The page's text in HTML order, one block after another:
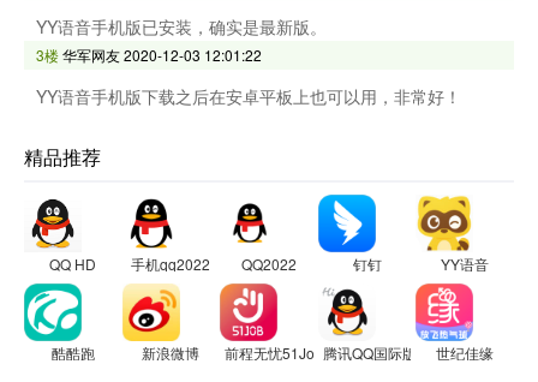
YY语音手机版已安装，确实是最新版。
3楼华军网友2020-12-03 12:01:22
YY语音手机版下载之后在安卓平板上也可以用，非常好！
精品推荐
QQ HD 手机qq2022 QQ2022 钉钉 YY语音
酷酷跑 新浪微博 前程无忧51Job 腾讯QQ国际版 世纪佳缘